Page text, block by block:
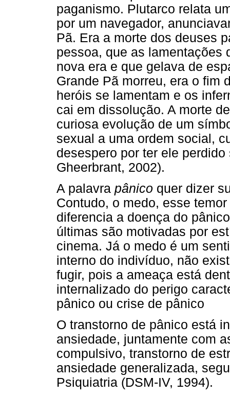
paganismo. Plutarco relata
por um navegador,
Pã. Era a morte dos deuses
pessoa, que as lamentações
nova era e que gelava de
Grande Pã morreu, era o fim
heróis se lamentam e os
cai em dissolução. A morte
curiosa evolução de um
sexual a uma ordem social,
desespero por ter ele
Gheerbrant, 2002).
A palavra pânico quer dizer
Contudo, o medo, esse
diferencia a doença do
últimas são motivadas por
cinema. Já o medo é um
interno do indivíduo, não
fugir, pois a ameaça está
internalizado do perigo
pânico ou crise de pânico
O transtorno de pânico está
ansiedade, juntamente com
compulsivo, transtorno de
ansiedade generalizada,
Psiquiatria (DSM-IV, 1994).